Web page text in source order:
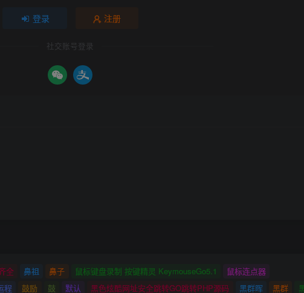
登录 注册
社交账号登录
全 鼻祖 鼻子 鼠标键盘录制 按键精灵 KeymouseGo5.1
鼠标连点器
程 鼓励 鼓 默认 黑色炫酷网址安全跳转GO跳转PHP源码 黑群晖 黑群